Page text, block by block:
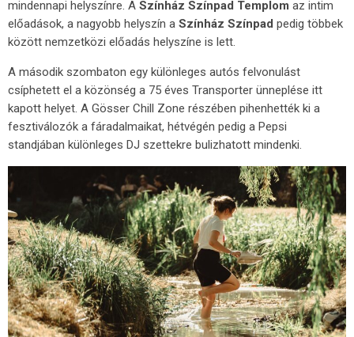
mindennapi helyszínre. A Színház Színpad Templom az intim
előadások, a nagyobb helyszín a Színház Színpad pedig többek
között nemzetközi előadás helyszíne is lett.
A második szombaton egy különleges autós felvonulást
csíphetett el a közönség a 75 éves Transporter ünneplése itt
kapott helyet. A Gösser Chill Zone részében pihenhették ki a
fesztiválozók a fáradalmaikat, hétvégén pedig a Pepsi
standjában különleges DJ szettekre bulizhatott mindenki.